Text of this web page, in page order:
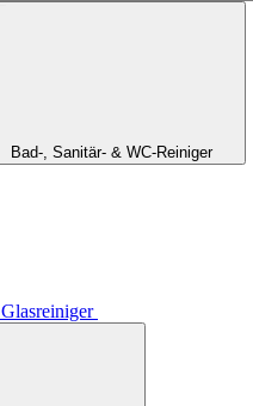
Bad-, Sanitär- & WC-Reiniger
Glasreiniger